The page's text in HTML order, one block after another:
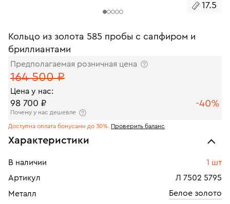
17.5
Кольцо из золота 585 пробы с сапфиром и
бриллиантами
Предполагаемая розничная цена
164 500 ₽
Цена у нас:
98 700 ₽ -40%
Почему у нас дешевле
Доступна оплата бонусами до 30%. Проверить баланс
Характеристики
В наличии
1 шт
Артикул
Л 7502 5795
Металл
Белое золото